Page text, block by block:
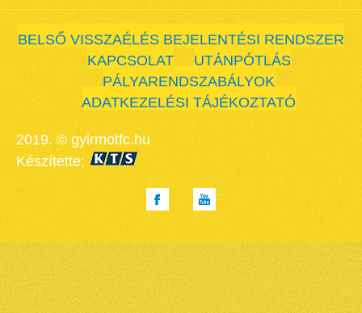
BELSŐ VISSZAÉLÉS BEJELENTÉSI RENDSZER
KAPCSOLAT
UTÁNPÓTLÁS
PÁLYARENDSZABÁLYOK
ADATKEZELÉSI TÁJÉKOZTATÓ
2019. © gyirmotfc.hu
Készítette: